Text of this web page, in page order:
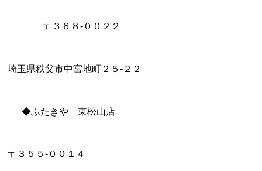
〒３６８-００２２
埼玉県秩父市中宮地町２５-２２
◆ふたきや 東松山店
〒３５５-００１４